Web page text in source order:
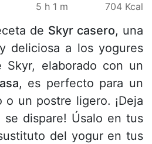
5 h 1 m 704 Kcal
de Skyr casero, una
deliciosa a los yogures
Skyr, elaborado con un
, es perfecto para un
un postre ligero. ¡Deja
dispare! Úsalo en tus
del yogur en tus